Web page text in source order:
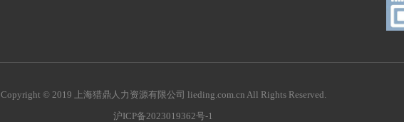
Copyright © 2019 上海猎鼎人力资源有限公司 lieding.com.cn All Rights Reserved.
沪ICP备2023019362号-1